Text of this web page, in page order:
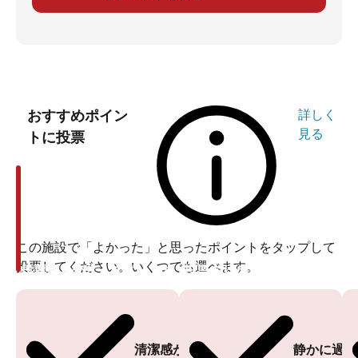
おすすめポイン
トに投票
詳しく
見る
この施設で「よかった」と思ったポイントをタップして
投票してください。いくつでも選べます。
清潔感がある
投票ありがとうございます
静かに過
投票ありがとうございます